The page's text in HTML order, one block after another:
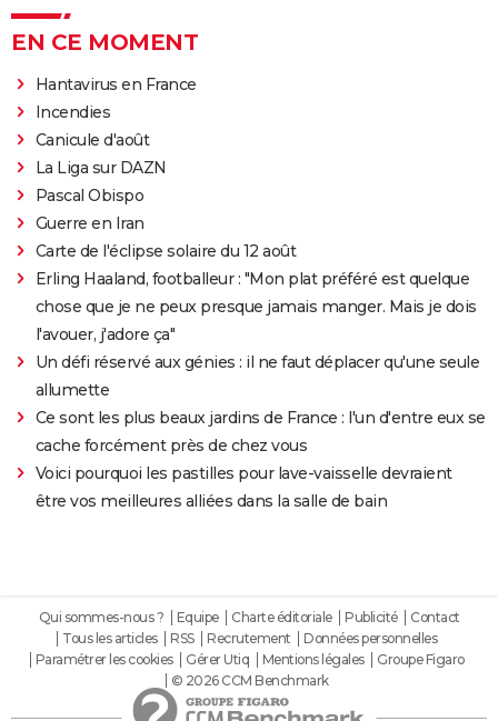
EN CE MOMENT
Hantavirus en France
Incendies
Canicule d'août
La Liga sur DAZN
Pascal Obispo
Guerre en Iran
Carte de l'éclipse solaire du 12 août
Erling Haaland, footballeur : "Mon plat préféré est quelque
chose que je ne peux presque jamais manger. Mais je dois
l'avouer, j'adore ça"
Un défi réservé aux génies : il ne faut déplacer qu'une seule
allumette
Ce sont les plus beaux jardins de France : l'un d'entre eux se
cache forcément près de chez vous
Voici pourquoi les pastilles pour lave-vaisselle devraient
être vos meilleures alliées dans la salle de bain
Qui sommes-nous ? Equipe Charte éditoriale Publicité
Contact
Tous les articles
RSS Recrutement
Données personnelles
Paramétrer les cookies
Gérer Utiq Mentions légales
Groupe Figaro
© 2026 CCM Benchmark